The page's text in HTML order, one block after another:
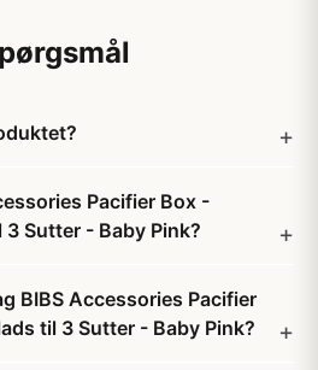
Pacifier Box -
Sutter - Baby Pink?
BIBS Accessories Pacifier
til 3 Sutter - Baby Pink?